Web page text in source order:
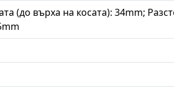
(до върха на косата): 34mm;